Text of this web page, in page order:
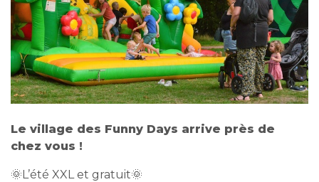
Le village des Funny Days arrive près de
chez vous !
🌞L’été XXL et gratuit🌞